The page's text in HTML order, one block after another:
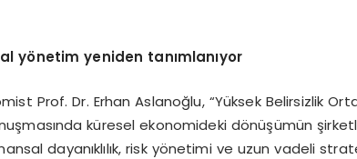
yönetim yeniden tanımlanıyor
Prof. Dr. Erhan Aslanoğlu, “Yüksek Belirsizlik
küresel ekonomideki dönüşümün
dayanıklılık, risk yönetimi ve uzun vadeli